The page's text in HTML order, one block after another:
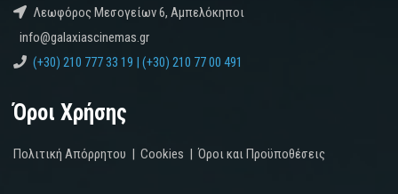
Λεωφόρος Μεσογείων 6, Αμπελόκηποι
info@galaxiascinemas.gr
(+30) 210 777 33 19 | (+30) 210 77 00 491
Όροι Χρήσης
Πολιτική Απόρρητου | Cookies |Όροι και Προϋποθέσεις